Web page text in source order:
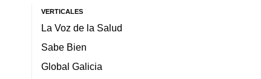
VERTICALES
La Voz de la Salud
Sabe Bien
Global Galicia